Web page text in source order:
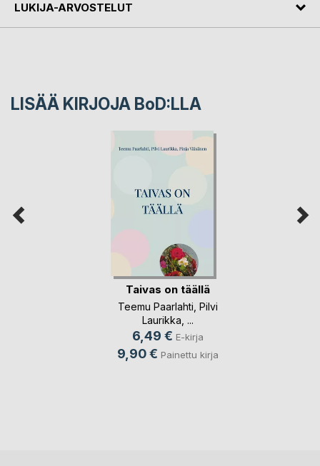
LUKIJA-ARVOSTELUT
LISÄÄ KIRJOJA BoD:LLA
Taivas on täällä
Teemu Paarlahti, Pilvi
Laurikka, ...
6,49 € E-kirja
9,90 € Painettu kirja